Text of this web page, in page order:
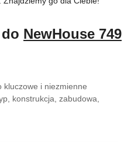
NewHouse 749
kluczowe i niezmienne
konstrukcja, zabudowa,